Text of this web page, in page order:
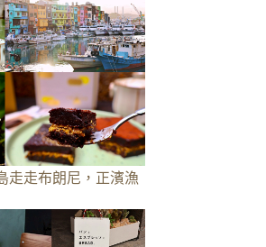
走走布朗尼，正濱漁